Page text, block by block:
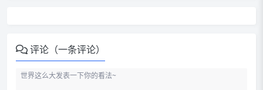
评论（一条评论）